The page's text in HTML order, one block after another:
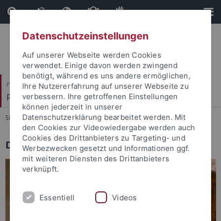
Direkt
zum
Inhalt
Direkt
zur
Fußleiste
Philosophische Fakultät
Philologisches Seminar
Sie sind hier: Startseite ... Übersicht
Dr. Eberhard Heck, Prof. i. R. (1937–2022)
Datenschutzeinstellungen
Auf unserer Webseite werden Cookies
verwendet. Einige davon werden zwingend
benötigt, während es uns andere ermöglichen,
Ihre Nutzererfahrung auf unserer Webseite zu
verbessern. Ihre getroffenen Einstellungen
können jederzeit in unserer
Datenschutzerklärung bearbeitet werden. Mit
den Cookies zur Videowiedergabe werden auch
Cookies des Drittanbieters zu Targeting- und
Werbezwecken gesetzt und Informationen ggf.
mit weiteren Diensten des Drittanbieters
verknüpft.
Essentiell Videos